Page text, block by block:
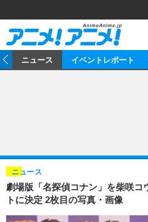
ゲーム
海外イベント
俳優・タレント
ビジネス
アニメ
書評
動画
アニメ
連載・コラム
ニュース イベントレポート
劇場版「名探偵コナン」を柴咲
トに決定 2枚目の写真・画像
ニュース